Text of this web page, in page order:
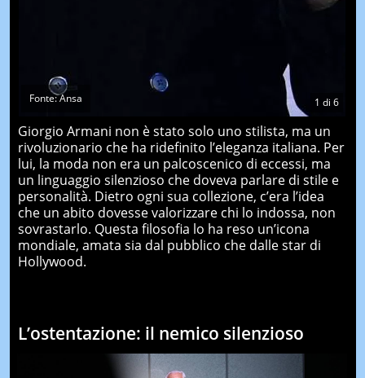
1 di 6
Fonte: Ansa
Giorgio Armani non è stato solo uno stilista, ma un
rivoluzionario che ha ridefinito l’eleganza italiana. Per
lui, la moda non era un palcoscenico di eccessi, ma
un linguaggio silenzioso che doveva parlare di stile e
personalità. Dietro ogni sua collezione, c’era l’idea
che un abito dovesse valorizzare chi lo indossa, non
sovrastarlo. Questa filosofia lo ha reso un’icona
mondiale, amata sia dal pubblico che dalle star di
Hollywood.
L’ostentazione: il nemico silenzioso